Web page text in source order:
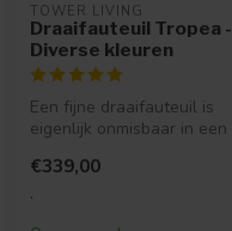
TOWER LIVING
Draaifauteuil Tropea -
Diverse kleuren
Een fijne draaifauteuil is
eigenlijk onmisbaar in een
o...
€339,00
.